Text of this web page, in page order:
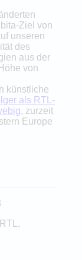
Ziel von
unseren
des
aus der
von
künstliche
als RTL-
, zurzeit
Europe